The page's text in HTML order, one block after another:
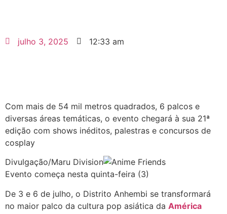
julho 3, 2025 12:33 am
Com mais de 54 mil metros quadrados, 6 palcos e
diversas áreas temáticas, o evento chegará à sua 21ª
edição com shows inéditos, palestras e concursos de
cosplay
Divulgação/Maru Division
Evento começa nesta quinta-feira (3)
De 3 e 6 de julho, o Distrito Anhembi se transformará
no maior palco da cultura pop asiática da América